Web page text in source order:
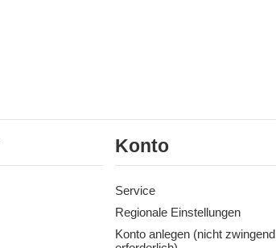
Konto
Service
Regionale Einstellungen
Konto anlegen (nicht zwingend